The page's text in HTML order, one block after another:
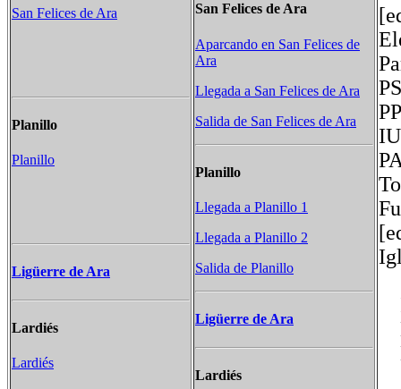
San Felices de Ara
Planillo
Planillo
Ligüerre de Ara
Lardiés
Lardiés
San Felices de Ara
Aparcando en San Felices de
Ara
Llegada a San Felices de Ara
Salida de San Felices de Ara
Planillo
Llegada a Planillo 1
Llegada a Planillo 2
Salida de Planillo
Ligüerre de Ara
Lardiés